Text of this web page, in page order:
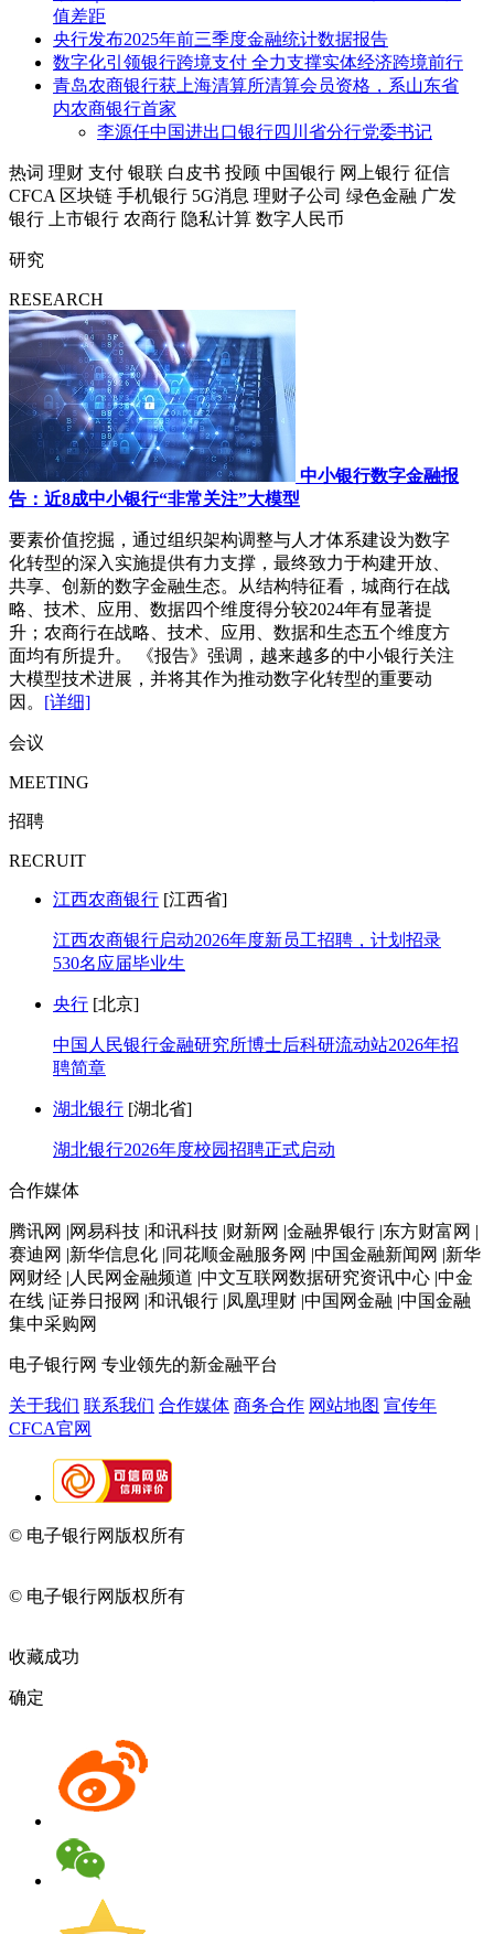
值差距
央行发布2025年前三季度金融统计数据报告
数字化引领银行跨境支付 全力支撑实体经济跨境前行
青岛农商银行获上海清算所清算会员资格，系山东省
内农商银行首家
李源任中国进出口银行四川省分行党委书记
热词 理财 支付 银联 白皮书 投顾 中国银行 网上银行 征信
CFCA 区块链 手机银行 5G消息 理财子公司 绿色金融 广发
银行
上市银行 农商行 隐私计算 数字人民币
研究
RESEARCH
中小银行数字金融报
告：近8成中小银行“非常关注”大模型
要素价值挖掘，通过组织架构调整与人才体系建设为数字
化转型的深入实施提供有力支撑，最终致力于构建开放、
共享、创新的数字金融生态。从结构特征看，城商行在战
略、技术、应用、数据四个维度得分较2024年有显著提
升；农商行在战略、技术、应用、数据和生态五个维度方
面均有所提升。 《报告》强调，越来越多的中小银行关注
大模型技术进展，并将其作为推动数字化转型的重要动
因。 [详细]
会议
MEETING
招聘
RECRUIT
江西农商银行 [江西省]
江西农商银行启动2026年度新员工招聘，计划招录
530名应届毕业生
央行 [北京]
中国人民银行金融研究所博士后科研流动站2026年招
聘简章
湖北银行 [湖北省]
湖北银行2026年度校园招聘正式启动
合作媒体
腾讯网 |网易科技 |和讯科技 |财新网 |金融界银行 |东方财富网 |
赛迪网 |新华信息化 |同花顺金融服务网 |中国金融新闻网 |新华
网财经 |人民网金融频道 |中文互联网数据研究资讯中心 |中金
在线 |证券日报网 |和讯银行 |凤凰理财 |中国网金融 |中国金融
集中采购网
电子银行网 专业领先的新金融平台
关于我们 联系我们 合作媒体 商务合作 网站地图 宣传年
CFCA官网
© 电子银行网版权所有
© 电子银行网版权所有
收藏成功
确定